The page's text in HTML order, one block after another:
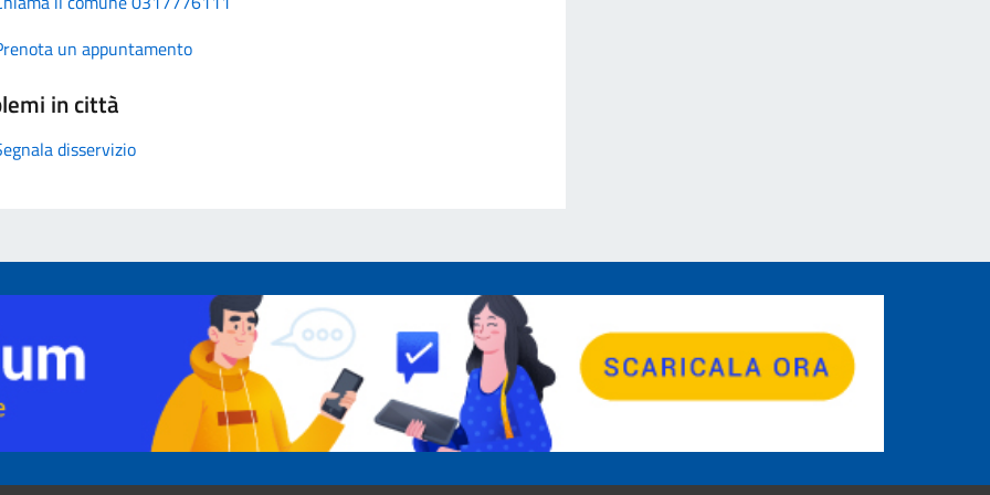
un appuntamento
in città
disservizio